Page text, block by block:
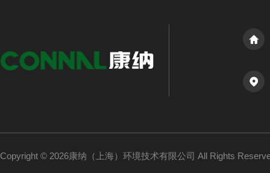
Copyright © 2026康纳（上海）环境技术有限公司 All Rights